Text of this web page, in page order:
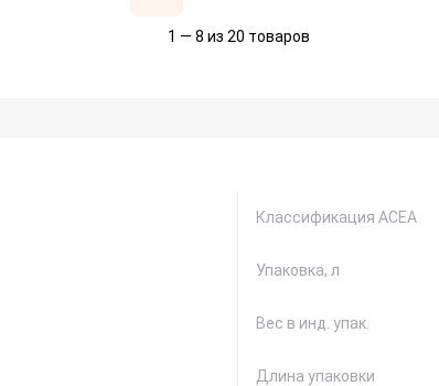
1 — 8 из 20 товаров
Классификация ACEA
Упаковка, л
Вес в инд. упак.
Длина упаковки